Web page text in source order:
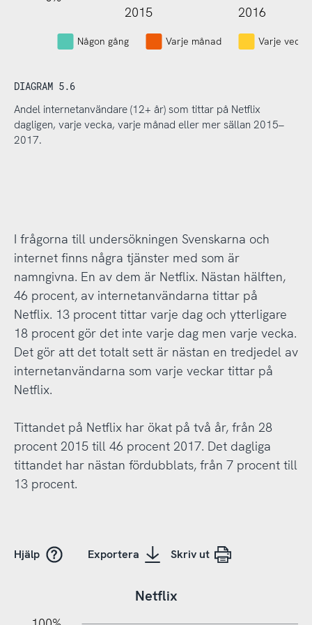
L
2015 2016
Någon gång Varje månad Varje vecka
DIAGRAM 5.6
Andel internetanvändare (12+ år) som tittar på Netflix
dagligen, varje vecka, varje månad eller mer sällan 2015–
2017.
I frågorna till undersökningen Svenskarna och
internet finns några tjänster med som är
namngivna. En av dem är Netflix. Nästan hälften,
46 procent, av internetanvändarna tittar på
Netflix. 13 procent tittar varje dag och ytterligare
18 procent gör det inte varje dag men varje vecka.
Det gör att det totalt sett är nästan en tredjedel av
internetanvändarna som varje veckar tittar på
Netflix.
Tittandet på Netflix har ökat på två år, från 28
procent 2015 till 46 procent 2017. Det dagliga
tittandet har nästan fördubblats, från 7 procent till
13 procent.
Hjälp Exportera Skriv ut
Netflix